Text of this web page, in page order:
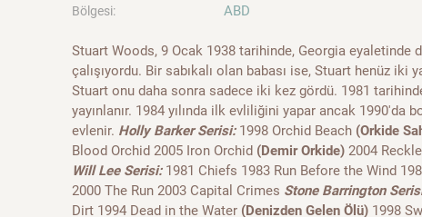
Bölgesi: ABD
Stuart Woods, 9 Ocak 1938 tarihinde, Georgia eyaletinde
çalışıyordu. Bir sabıkalı olan babası ise, Stuart henüz iki
Stuart onu daha sonra sadece iki kez gördü. 1981
yayınlanır. 1984 yılında ilk evliliğini yapar ancak 1990'da
evlenir. Holly Barker Serisi:1998 Orchid Beach (Orkide
Blood Orchid 2005 Iron Orchid (Demir Orkide) 2004
Will Lee Serisi:1981 Chiefs 1983 Run Before the Wind
2000 The Run 2003 Capital Crimes Stone Barrington
Dirt 1994 Dead in the Water (Denizden Gelen Ölü) 1998